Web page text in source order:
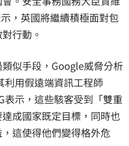
，英國將繼續積極面對包
行動。
似手段，Google威脅分析
利用假遠端資訊工程師
表示，這些駭客受到「雙重
成國家既定目標，同時也
這使得他們變得格外危